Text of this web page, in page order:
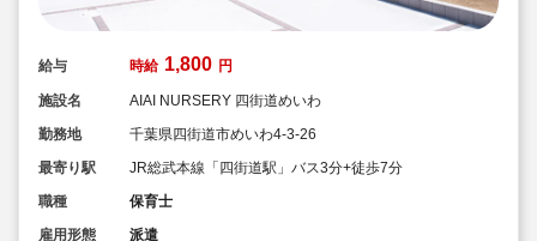
給与 時給 1,800 円
施設名
AIAI NURSERY 四街道めいわ
勤務地
千葉県四街道市めいわ4-3-26
最寄り駅
JR総武本線「四街道駅」バス3分+徒歩7分
職種
保育士
雇用形態
派遣